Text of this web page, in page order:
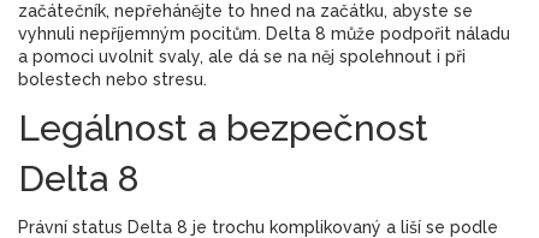
začátečník, nepřehánějte to hned na začátku, abyste se
vyhnuli nepříjemným pocitům. Delta 8 může podpořit náladu
a pomoci uvolnit svaly, ale dá se na něj spolehnout i při
bolestech nebo stresu.
Legálnost a bezpečnost
Delta 8
Právní status Delta 8 je trochu komplikovaný a liší se podle